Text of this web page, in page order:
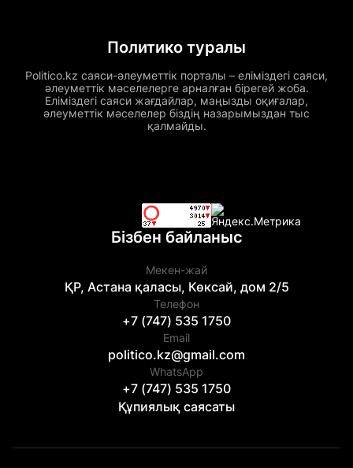
Политико туралы
Politico.kz саяси-әлеуметтік порталы – еліміздегі саяси,
әлеуметтік мәселелерге арналған бірегей жоба.
Еліміздегі саяси жағдайлар, маңызды оқиғалар,
әлеуметтік мәселелер біздің назарымыздан тыс
қалмайды.
Бізбен байланыс
Мекен-жай
ҚР, Астана қаласы, Көксай, дом 2/5
Телефон
+7 (747) 535 1750
Email
politico.kz@gmail.com
WhatsApp
+7 (747) 535 1750
Құпиялық саясаты